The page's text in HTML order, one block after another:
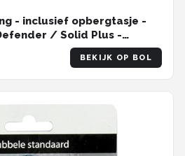
- inclusief opbergtasje -
/ Solid Plus -
BEKIJK OP BOL